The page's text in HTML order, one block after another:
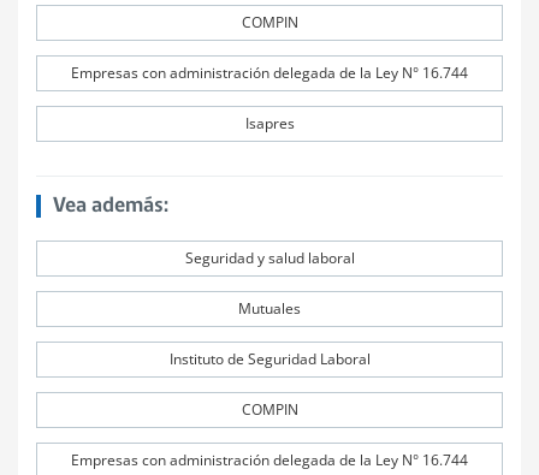
COMPIN
Empresas con administración delegada de la Ley N° 16.744
Isapres
Vea además:
Seguridad y salud laboral
Mutuales
Instituto de Seguridad Laboral
COMPIN
Empresas con administración delegada de la Ley N° 16.744